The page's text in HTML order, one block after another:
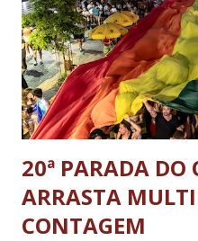
20ª PARADA DO
ARRASTA
CONTAGEM